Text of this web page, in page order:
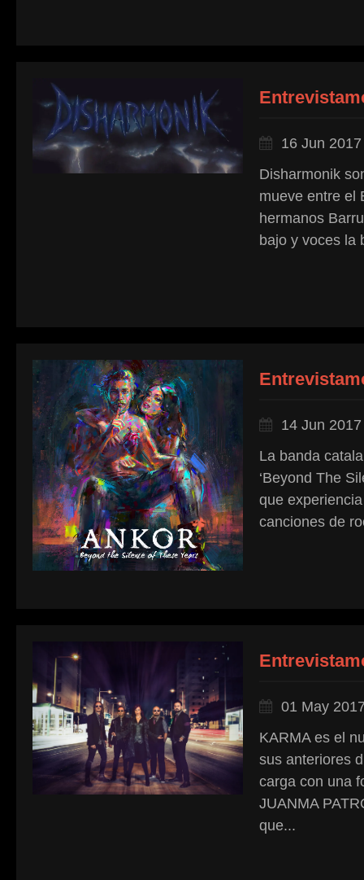
16 Jun 2017
Disharmonik
mueve entre el
hermanos
bajo y voces la
14 Jun 2017
La banda
‘Beyond The
que
canciones de
01 May
KARMA es el
sus anteriores
carga con una
JUANMA
que...